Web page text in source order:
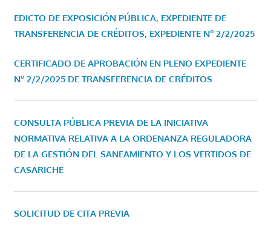
EDICTO DE EXPOSICIÓN PÚBLICA, EXPEDIENTE DE
TRANSFERENCIA DE CRÉDITOS, EXPEDIENTE Nº 2/2/2025
CERTIFICADO DE APROBACIÓN EN PLENO EXPEDIENTE
Nº 2/2/2025 DE TRANSFERENCIA DE CRÉDITOS
CONSULTA PÚBLICA PREVIA DE LA INICIATIVA
NORMATIVA RELATIVA A LA ORDENANZA REGULADORA
DE LA GESTIÓN DEL SANEAMIENTO Y LOS VERTIDOS DE
CASARICHE
SOLICITUD DE CITA PREVIA